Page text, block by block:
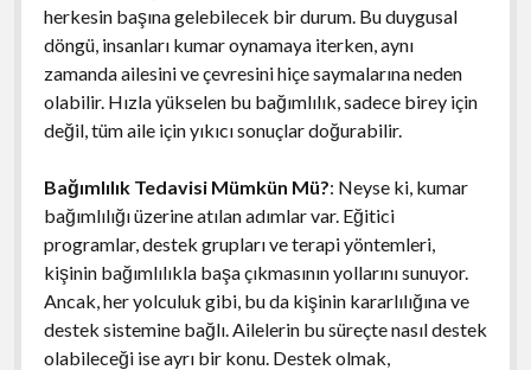
herkesin başına gelebilecek bir durum. Bu duygusal
döngü, insanları kumar oynamaya iterken, aynı
zamanda ailesini ve çevresini hiçe saymalarına neden
olabilir. Hızla yükselen bu bağımlılık, sadece birey için
değil, tüm aile için yıkıcı sonuçlar doğurabilir.
Bağımlılık Tedavisi Mümkün Mü?: Neyse ki, kumar
bağımlılığı üzerine atılan adımlar var. Eğitici
programlar, destek grupları ve terapi yöntemleri,
kişinin bağımlılıkla başa çıkmasının yollarını sunuyor.
Ancak, her yolculuk gibi, bu da kişinin kararlılığına ve
destek sistemine bağlı. Ailelerin bu süreçte nasıl destek
olabileceği ise ayrı bir konu. Destek olmak,